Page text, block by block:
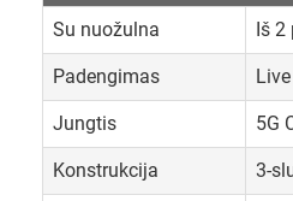
Su nuožulna
Iš
Padengimas
Jungtis 5G
Konstrukcija 3-